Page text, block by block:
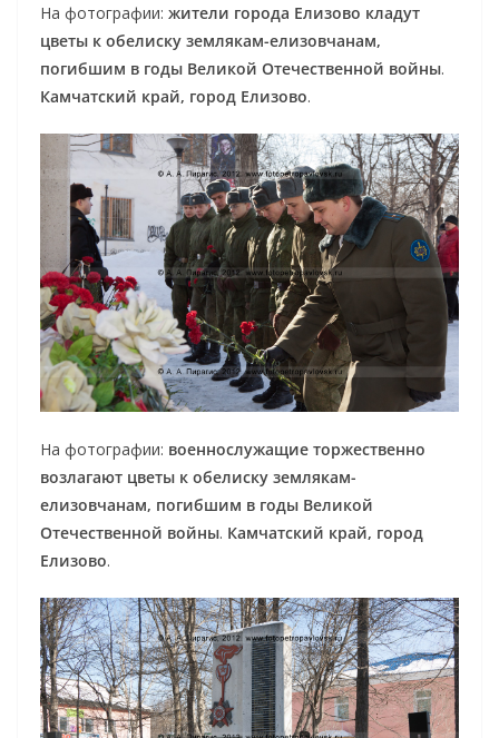
На фотографии: жители города Елизово кладут
цветы к обелиску землякам-елизовчанам,
погибшим в годы Великой Отечественной войны.
Камчатский край, город Елизово.
На фотографии: военнослужащие торжественно
возлагают цветы к обелиску землякам-
елизовчанам, погибшим в годы Великой
Отечественной войны. Камчатский край, город
Елизово.